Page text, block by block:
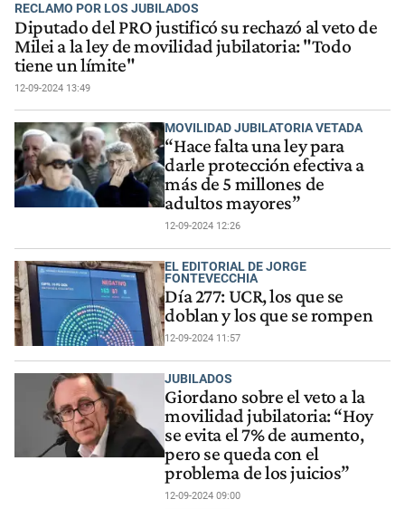
RECLAMO POR LOS JUBILADOS
Diputado del PRO justificó su rechazó al veto de
Milei a la ley de movilidad jubilatoria: "Todo
tiene un límite"
12-09-2024 13:49
MOVILIDAD JUBILATORIA VETADA
“Hace falta una ley para
darle protección efectiva a
más de 5 millones de
adultos mayores”
12-09-2024 12:26
EL EDITORIAL DE JORGE
FONTEVECCHIA
Día 277: UCR, los que se
doblan y los que se rompen
12-09-2024 11:57
JUBILADOS
Giordano sobre el veto a la
movilidad jubilatoria: “Hoy
se evita el 7% de aumento,
pero se queda con el
problema de los juicios”
12-09-2024 09:00